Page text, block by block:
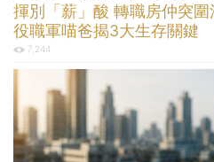
揮別「薪」酸 轉職房仲突
役職軍喵爸揭3大生存關鍵
7,244